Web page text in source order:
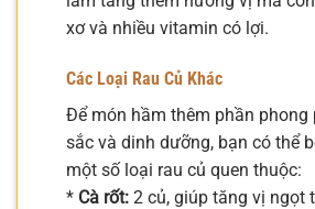
xơ và nhiều vitamin có lợi.
Các Loại Rau Củ Khác
Để món hầm thêm phần phong
sắc và dinh dưỡng, bạn có thể
một số loại rau củ quen thuộc:
* Cà rốt: 2 củ, giúp tăng vị ngọt